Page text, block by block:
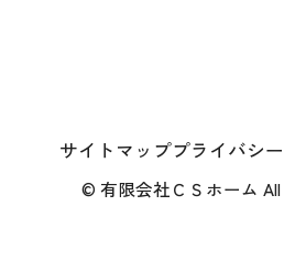
サイトマッププライバシ
© 有限会社ＣＳホーム All